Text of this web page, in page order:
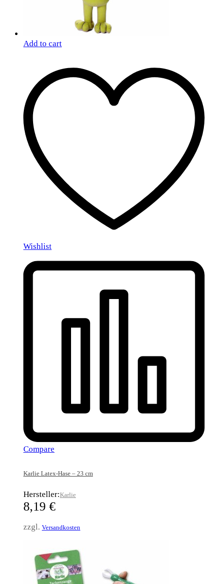
Add to cart
Wishlist
Compare
Karlie Latex-Hase – 23 cm
Hersteller:Karlie
8,19 €
zzgl. Versandkosten